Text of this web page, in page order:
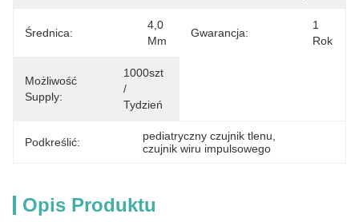
Średnica:
4,0
Mm
Gwarancja:
1
Rok
Możliwość
Supply:
1000szt
/
Tydzień
Podkreślić: pediatryczny czujnik tlenu
czujnik wiru impulsowego
Opis Produktu